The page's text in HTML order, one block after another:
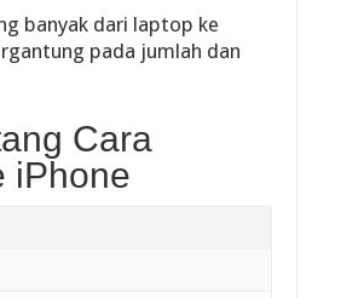
banyak dari laptop ke
pada jumlah dan
Cara
iPhone